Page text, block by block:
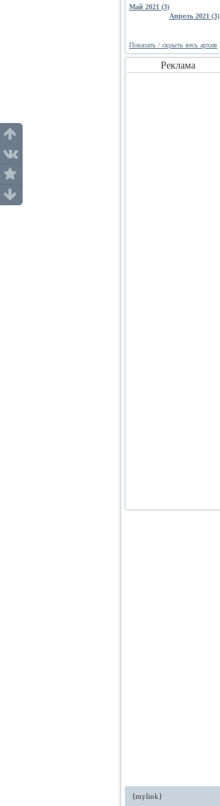
Май 2021 (3)
Апрель 2021 (3)
Показать / скрыть весь архив
Реклама
{mylink}